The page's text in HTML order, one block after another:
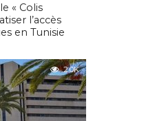
« Colis
l’accès
en Tunisie
2.0K